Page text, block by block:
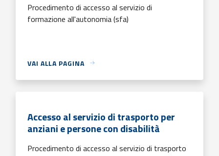
Procedimento di accesso al servizio di
formazione all'autonomia (sfa)
VAI ALLA PAGINA
Accesso al servizio di trasporto per
anziani e persone con disabilità
Procedimento di accesso al servizio di trasporto